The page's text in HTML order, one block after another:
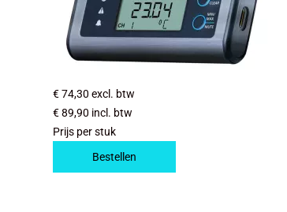
€ 74,30 excl. btw
€ 89,90 incl. btw
Prijs per stuk
Bestellen